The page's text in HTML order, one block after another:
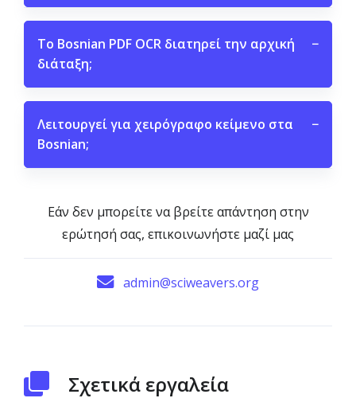
Το Bosnian PDF OCR διατηρεί την αρχική
διάταξη;
−
Λειτουργεί για χειρόγραφο κείμενο στα
Bosnian;
−
Εάν δεν μπορείτε να βρείτε απάντηση στην
ερώτησή σας, επικοινωνήστε μαζί μας
admin@sciweavers.org
Σχετικά εργαλεία